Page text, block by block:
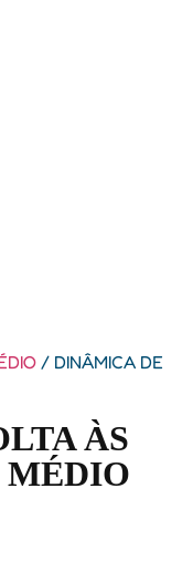
/ DINÂMICA DE
ÀS
MÉDIO